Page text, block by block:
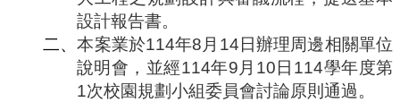
設計報告書。
二、本案業於114年8 月 14日辦理周邊相關單位
說明會，並經114年9 月 10日 114學年度第
1次校園規劃小組委員會討論原則通過。